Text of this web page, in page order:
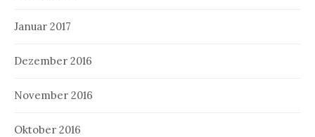
Januar 2017
Dezember 2016
November 2016
Oktober 2016